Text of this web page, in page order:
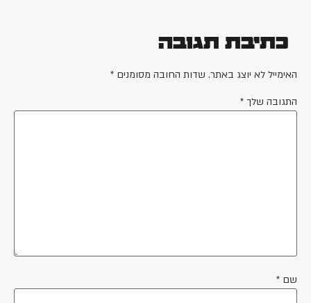
כתיבת תגובה
האימייל לא יוצג באתר. שדות החובה מסומנים *
התגובה שלך *
שם *